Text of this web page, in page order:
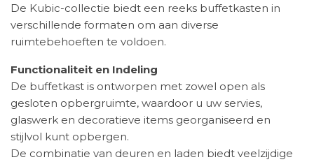
De Kubic-collectie biedt een reeks buffetkasten in
verschillende formaten om aan diverse
ruimtebehoeften te voldoen.
Functionaliteit en Indeling
De buffetkast is ontworpen met zowel open als
gesloten opbergruimte, waardoor u uw servies,
glaswerk en decoratieve items georganiseerd en
stijlvol kunt opbergen.
De combinatie van deuren en laden biedt veelzijdige